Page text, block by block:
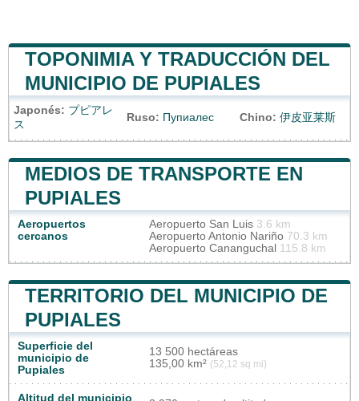
TOPONIMIA Y TRADUCCIÓN DEL
MUNICIPIO DE PUPIALES
Japonés: プピアレ
ス
Ruso: Пупиалес Chino: 伊皮亚莱斯
MEDIOS DE TRANSPORTE EN
PUPIALES
Aeropuertos
cercanos
Aeropuerto San Luis 3.6 km
Aeropuerto Antonio Nariño 70.3 km
Aeropuerto Cananguchal 115.8 km
TERRITORIO DEL MUNICIPIO DE
PUPIALES
Superficie del
municipio de
Pupiales
13 500 hectáreas
135,00 km² (52,12 sq mi)
Altitud del municipio